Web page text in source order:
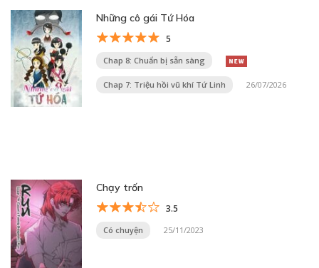
Những cô gái Tứ Hóa
5
Chap 8: Chuẩn bị sẵn sàng
Chap 7: Triệu hồi vũ khí Tứ Linh 26/07/2026
Chạy trốn
3.5
Có chuyện 25/11/2023